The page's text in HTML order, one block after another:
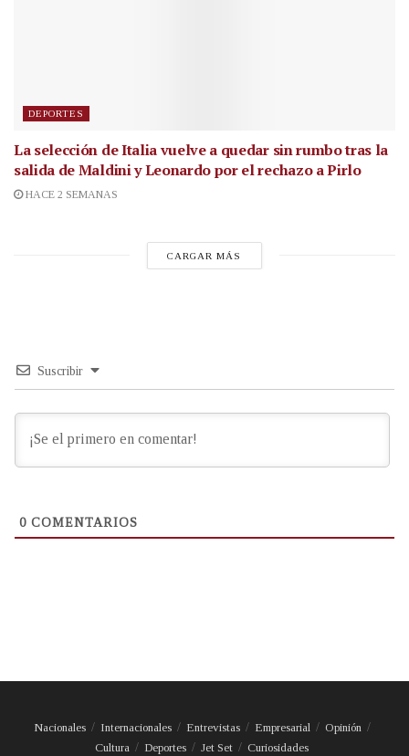
DEPORTES
La selección de Italia vuelve a quedar sin rumbo tras la
salida de Maldini y Leonardo por el rechazo a Pirlo
HACE 2 SEMANAS
CARGAR MÁS
Suscribir
0 COMENTARIOS
Nacionales Internacionales Entrevistas Empresarial
Opinión
Cultura
Deportes Jet Set Curiosidades